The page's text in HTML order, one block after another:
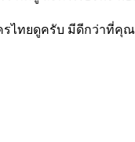
รไทยดูครับ มีดีกว่าที่